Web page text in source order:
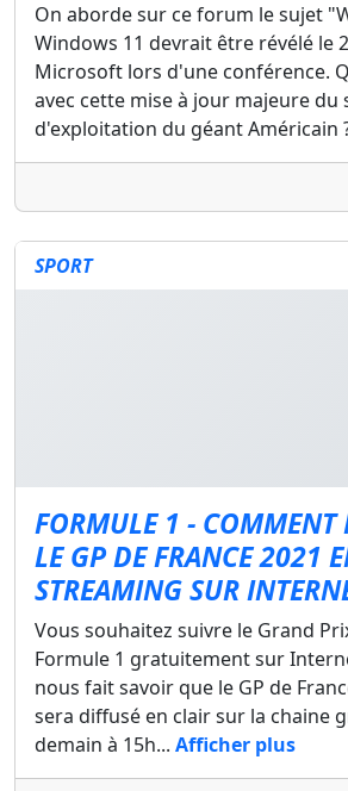
On aborde sur ce forum le sujet
Windows 11 devrait être révélé le
Microsoft lors d'une conférence.
avec cette mise à jour majeure du
d'exploitation du géant Américain
SPORT
FORMULE 1 - COMMENT
LE GP DE FRANCE 2021
STREAMING SUR
Vous souhaitez suivre le Grand
Formule 1 gratuitement sur
nous fait savoir que le GP de
sera diffusé en clair sur la chaine
demain à 15h... Afficher plus